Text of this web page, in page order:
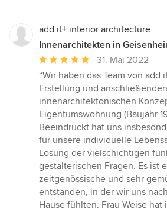
add it+ interior architecture
Innenarchitekten in
Durchschnittliche
Bewertung:
5
von
5
Sternen
31. Mai 2022
“Wir haben das Team von add
Erstellung und
innenarchitektonischen
Eigentumswohnung (Baujahr
Beeindruckt hat uns
für unsere individuelle
Lösung der vielschichtigen
gestalterischen Fragen. Es ist
zeitgenössische und sehr
entstanden, in der wir uns
Hause fühlten. Frau Weise hat